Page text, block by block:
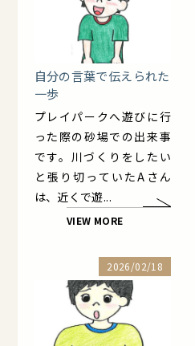
自分の言葉で伝えられた
一歩
プレイパークへ遊びに行
った際の砂場での出来事
です。川づくりをしたい
と張り切っていたAさん
は、近くで遊...
VIEW MORE
2026/02/18